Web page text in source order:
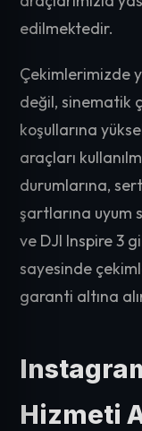
edilmektedir.
Çekimlerimizde
değil, sinematik
koşullarına
araçları
durumlarına,
şartlarına uyum
ve DJI Inspire 3
sayesinde
garanti altına
Hizmeti